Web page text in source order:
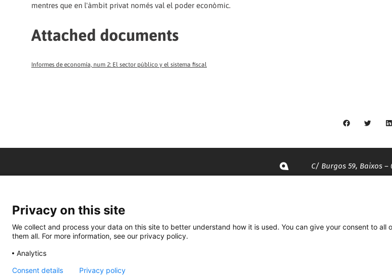
mentres que en l'àmbit privat només val el poder econòmic.
Attached documents
Informes de economía, num 2: El sector público y el sistema fiscal
C/ Burgos 59, Baixos –
935 120 481
Privacy on this site
We collect and process your data on this site to better understand how it is used. You can give your consent to all
them all. For more information, see our privacy policy.
Analytics
Consent details Privacy policy